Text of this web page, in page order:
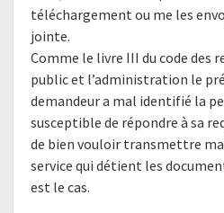
téléchargement ou me les
jointe.
Comme le livre III du code des
public et l’administration le
demandeur a mal identifié la
susceptible de répondre à sa
de bien vouloir transmettre ma
service qui détient les
est le cas.